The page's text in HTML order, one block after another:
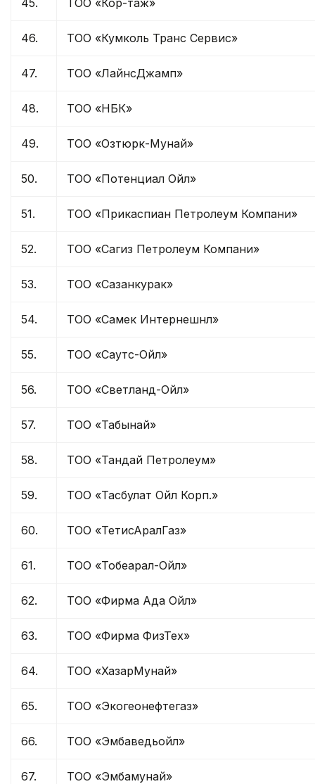
46. ТОО «Кумколь Транс Сервис»
47. ТОО «ЛайнсДжамп»
48. ТОО «НБК»
49. ТОО «Озтюрк-Мунай»
50. ТОО «Потенциал Ойл»
51. ТОО «Прикаспиан Петролеум Компани»
52. ТОО «Сагиз Петролеум Компани»
53. ТОО «Сазанкурак»
54. ТОО «Самек Интернешнл»
55. ТОО «Саутс-Ойл»
56. ТОО «Светланд-Ойл»
57. ТОО «Табынай»
58. ТОО «Тандай Петролеум»
59. ТОО «Тасбулат Ойл Корп.»
60. ТОО «ТетисАралГаз»
61. ТОО «Тобеарал-Ойл»
62. ТОО «Фирма Ада Ойл»
63. ТОО «Фирма ФизТех»
64. ТОО «ХазарМунай»
65. ТОО «Экогеонефтегаз»
66. ТОО «Эмбаведьойл»
67. ТОО «Эмбамунай»